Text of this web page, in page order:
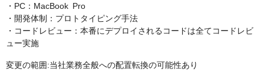
・PC：MacBook Pro
・開発体制：プロトタイピング手法
・コードレビュー：本番にデプロイされるコードは全てコードレビ
ュー実施
変更の範囲:当社業務全般への配置転換の可能性あり